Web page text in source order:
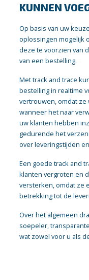
KUNNEN
Op basis van uw
oplossingen mogelijk
deze te voorzien van
van een bestelling.
Met track and trace
bestelling in realtime
vertrouwen, omdat ze
wanneer het naar
uw klanten hebben
gedurende het
over leveringstijden
Een goede track and
klanten vergroten en
versterken, omdat ze
betrekking tot de
Over het algemeen
soepeler,
wat zowel voor u als